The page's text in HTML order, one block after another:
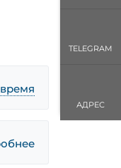
TELEGRAM
АДРЕС